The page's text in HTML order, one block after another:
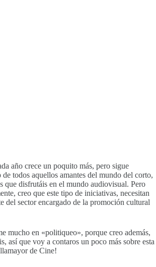
año crece un poquito más, pero sigue
todos aquellos amantes del mundo del corto,
que disfrutáis en el mundo audiovisual. Pero
creo que este tipo de iniciativas, necesitan
del sector encargado de la promoción cultural
mucho en «politiqueo», porque creo además,
así que voy a contaros un poco más sobre esta
de Cine!